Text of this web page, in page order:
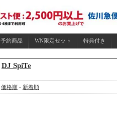
予約商品 WN限定セット 特典付き
DJ SpiTe
価格順 - 新着順